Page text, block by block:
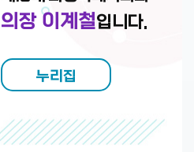
의장 이계철입니다.
누리집